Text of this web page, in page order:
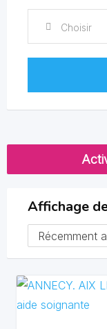
Choisir
Affichage